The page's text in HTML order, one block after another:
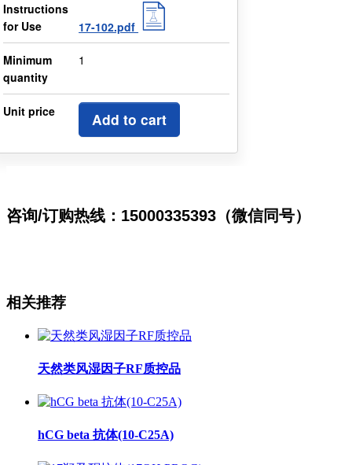
Instructions
for Use
17-102.pdf
Minimum
quantity
1
Unit price Add to cart
咨询/订购热线：15000335393（微信同号）
相关推荐
天然类风湿因子RF质控品
hCG beta 抗体(10-C25A)